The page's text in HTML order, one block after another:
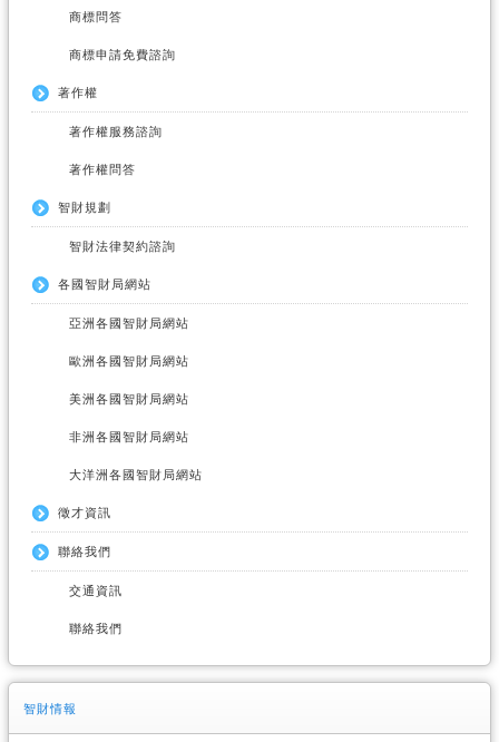
商標問答
商標申請免費諮詢
著作權
著作權服務諮詢
著作權問答
智財規劃
智財法律契約諮詢
各國智財局網站
亞洲各國智財局網站
歐洲各國智財局網站
美洲各國智財局網站
非洲各國智財局網站
大洋洲各國智財局網站
徵才資訊
聯絡我們
交通資訊
聯絡我們
智財情報